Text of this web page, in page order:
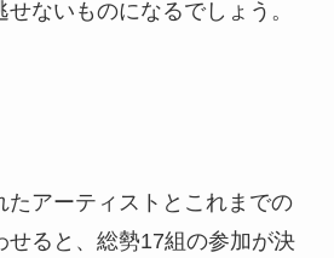
ないものになるでしょう。
たアーティストとこれまでの
せると、総勢17組の参加が決